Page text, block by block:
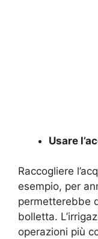
Usare
Raccogliere
esempio, per
permetterebbe
bolletta.
operazioni più